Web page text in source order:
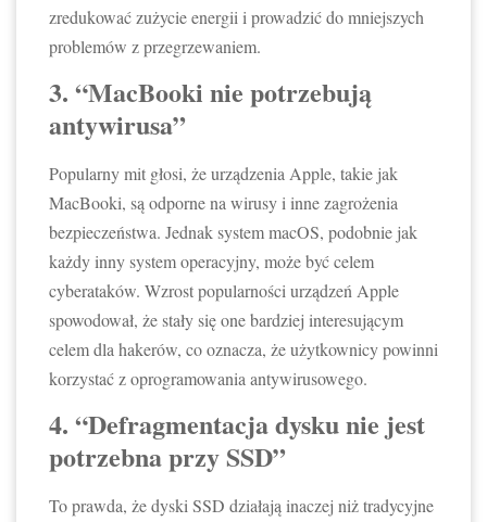
zredukować zużycie energii i prowadzić do mniejszych
problemów z przegrzewaniem.
3. “MacBooki nie potrzebują
antywirusa”
Popularny mit głosi, że urządzenia Apple, takie jak
MacBooki, są odporne na wirusy i inne zagrożenia
bezpieczeństwa. Jednak system macOS, podobnie jak
każdy inny system operacyjny, może być celem
cyberataków. Wzrost popularności urządzeń Apple
spowodował, że stały się one bardziej interesującym
celem dla hakerów, co oznacza, że użytkownicy powinni
korzystać z oprogramowania antywirusowego.
4. “Defragmentacja dysku nie jest
potrzebna przy SSD”
To prawda, że dyski SSD działają inaczej niż tradycyjne